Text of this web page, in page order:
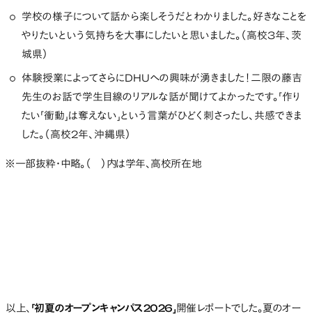
学校の様子について話から楽しそうだとわかりました。好きなことを
やりたいという気持ちを大事にしたいと思いました。（高校3年、茨
城県）
体験授業によってさらにDHUへの興味が湧きました！二限の藤吉
先生のお話で学生目線のリアルな話が聞けてよかったです。「作り
たい「衝動」は奪えない」という言葉がひどく刺さったし、共感できま
した。（高校2年、沖縄県）
※一部抜粋・中略。（ ）内は学年、高校所在地
以上、 「初夏のオープンキャンパス2026」 開催レポートでした。夏のオー